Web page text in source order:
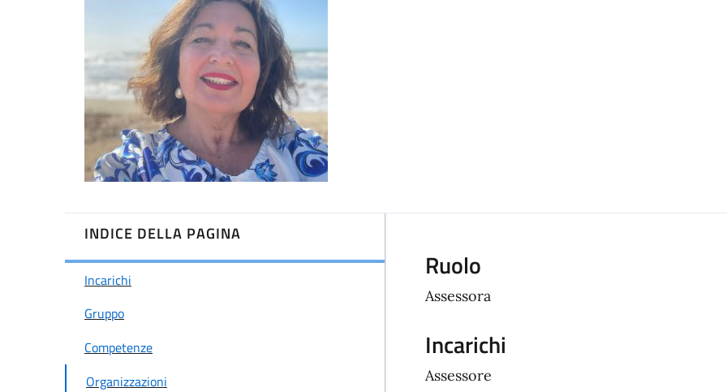
INDICE DELLA PAGINA
Incarichi
Gruppo
Competenze
Organizzazioni
Ruolo
Assessora
Incarichi
Assessore